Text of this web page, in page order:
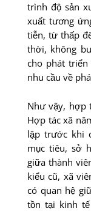
trình độ sản
xuất tương
tiễn, từ thấp
thời, không
cho phát
nhu cầu về
Như vậy, hợp
Hợp tác xã
lập trước khi
mục tiêu, sở
giữa thành
kiểu cũ, xã
có quan hệ
tồn tại kinh